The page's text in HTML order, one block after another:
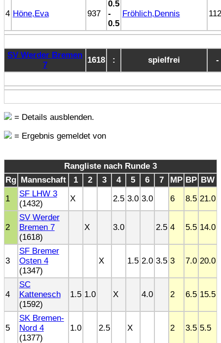
4 Höne,Eva 937
0.5
-
0.5
Fröhlich,Dennis
SV Werder Bremen
7
1618 : spielfrei -
= Details ausblenden.
= Ergebnis gemeldet von
Rangliste nach Runde 3
Rg Mannschaft 1 2 3 4 5 6 7 MP BP BW
1
SF LHW 3
(1432)
X 2.5 3.0 3.0 6 8.5 21.0
2
SV Werder
Bremen 7
(1618)
X 3.0 2.5 4 5.5 14.0
3
SF Bremer
Osten 4
(1347)
X 1.5 2.0 3.5 3 7.0 20.0
4
SC
Kattenesch
(1592)
1.5 1.0 X 4.0 2 6.5 15.5
5
SK Bremen-
Nord 4
(1377)
1.0 2.5 X 2 3.5 5.5